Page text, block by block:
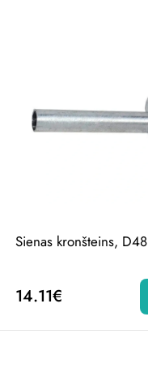
Sienas kronšteins, D48
14.11€